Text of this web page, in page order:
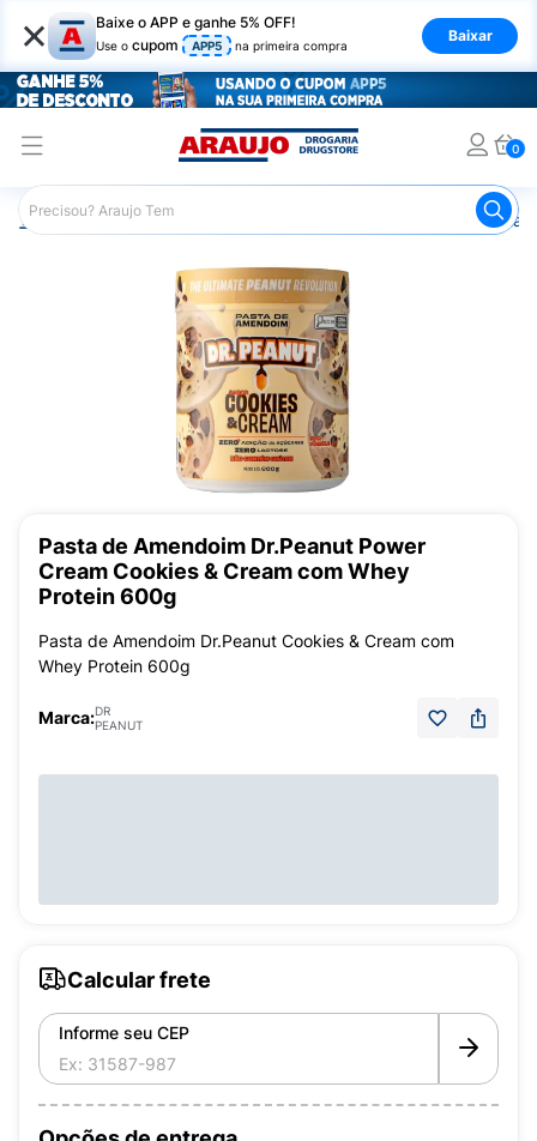
× Baixe o APP e ganhe 5% OFF!
Use o cupom APP5 na primeira compra
Baixar
0
Araujo Nutrição Saudável Pasta
Pasta de Amendoim Dr.Peanut Power
Cream Cookies & Cream com Whey
Protein 600g
Pasta de Amendoim Dr.Peanut Cookies & Cream com
Whey Protein 600g
Marca:DR
PEANUT
Calcular frete
Informe seu CEP